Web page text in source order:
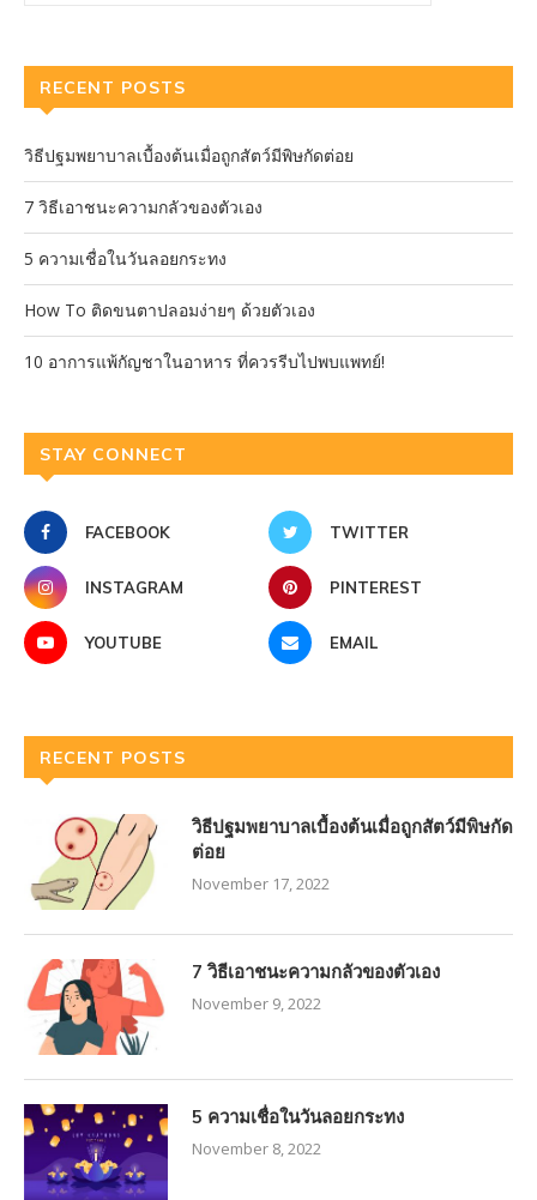
RECENT POSTS
วิธีปฐมพยาบาลเบื้องต้นเมื่อถูกสัตว์มีพิษกัดต่อย
7 วิธีเอาชนะความกลัวของตัวเอง
5 ความเชื่อในวันลอยกระทง
How To ติดขนตาปลอมง่ายๆ ด้วยตัวเอง
10 อาการแพ้กัญชาในอาหาร ที่ควรรีบไปพบแพทย์!
STAY CONNECT
FACEBOOK TWITTER
INSTAGRAM PINTEREST
YOUTUBE EMAIL
RECENT POSTS
วิธีปฐมพยาบาลเบื้องต้นเมื่อถูกสัตว์มีพิษกัด
ต่อย
November 17, 2022
7 วิธีเอาชนะความกลัวของตัวเอง
November 9, 2022
5 ความเชื่อในวันลอยกระทง
November 8, 2022